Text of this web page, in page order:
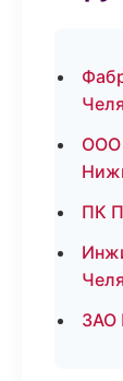
ООО
ПК
ЗАО